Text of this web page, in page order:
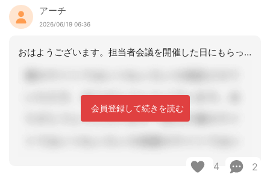
アーチ
2026/06/19 06:36
おはようございます。担当者会議を開催した日にもらっています
会員登録して続きを読む
4 2